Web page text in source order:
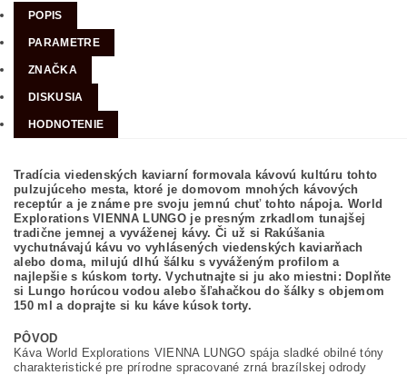
POPIS
PARAMETRE
ZNAČKA
DISKUSIA
HODNOTENIE
Tradícia viedenských kaviarní formovala kávovú kultúru tohto
pulzujúceho mesta, ktoré je domovom mnohých kávových
receptúr a je známe pre svoju jemnú chuť tohto nápoja. World
Explorations VIENNA LUNGO je presným zrkadlom tunajšej
tradične jemnej a vyváženej kávy. Či už si Rakúšania
vychutnávajú kávu vo vyhlásených viedenských kaviarňach
alebo doma, milujú dlhú šálku s vyváženým profilom a
najlepšie s kúskom torty. Vychutnajte si ju ako miestni: Doplňte
si Lungo horúcou vodou alebo šľahačkou do šálky s objemom
150 ml a doprajte si ku káve kúsok torty.
PÔVOD
Káva World Explorations VIENNA LUNGO spája sladké obilné tóny
charakteristické pre prírodne spracované zrná brazílskej odrody